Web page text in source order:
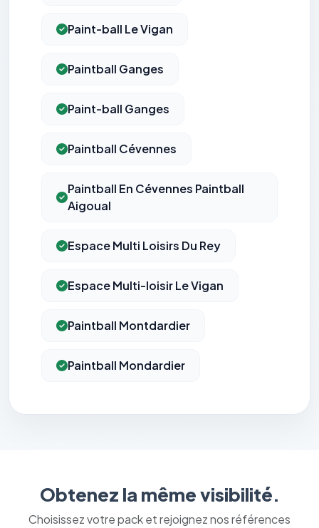
Paint-ball Le Vigan
Paintball Ganges
Paint-ball Ganges
Paintball Cévennes
Paintball En Cévennes Paintball
Aigoual
Espace Multi Loisirs Du Rey
Espace Multi-loisir Le Vigan
Paintball Montdardier
Paintball Mondardier
Obtenez la même visibilité.
Choisissez votre pack et rejoignez nos références